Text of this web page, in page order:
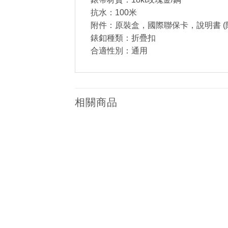
抗水：100米
附件：原裝盒，國際聯保卡，說明書 (
錶釦種類：折疊扣
合適性別：通用
相關商品